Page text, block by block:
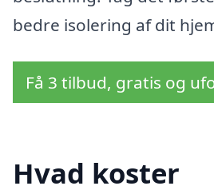
bedre isolering af dit
Få 3 tilbud, gratis og
Hvad koster